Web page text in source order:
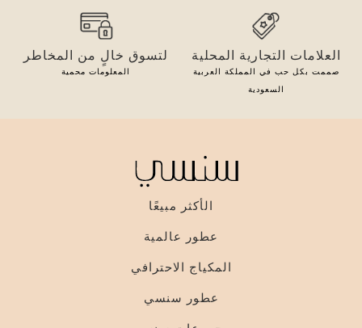
العلامات التجارية المحلية
صممت بكل حب في المملكة العربية
السعودية
لتسوق خالٍ من المخاطر
المعلومات محمية
الأكثر مبيعًا
عطور عالمية
المكياج الاحترافي
عطور سنسي